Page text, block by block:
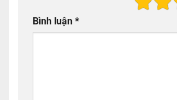
Bình luận *